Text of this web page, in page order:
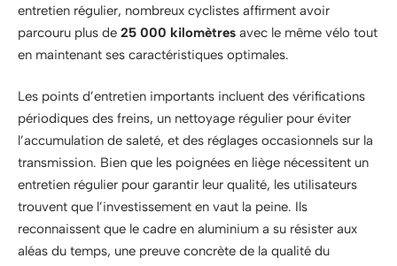
entretien régulier, nombreux cyclistes affirment avoir
parcouru plus de 25 000 kilomètres avec le même vélo tout
en maintenant ses caractéristiques optimales.
Les points d’entretien importants incluent des vérifications
périodiques des freins, un nettoyage régulier pour éviter
l’accumulation de saleté, et des réglages occasionnels sur la
transmission. Bien que les poignées en liège nécessitent un
entretien régulier pour garantir leur qualité, les utilisateurs
trouvent que l’investissement en vaut la peine. Ils
reconnaissent que le cadre en aluminium a su résister aux
aléas du temps, une preuve concrète de la qualité du